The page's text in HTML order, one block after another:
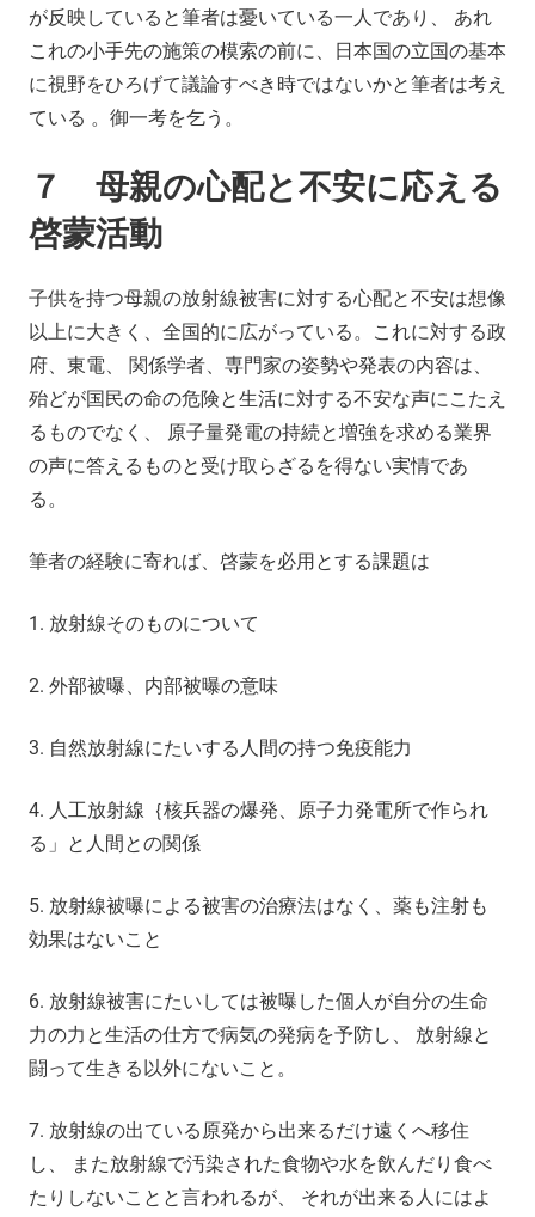
が反映していると筆者は憂いている一人であり、 あれ
これの小手先の施策の模索の前に、日本国の立国の基本
に視野をひろげて議論すべき時ではないかと筆者は考え
ている 。御一考を乞う。
７ 母親の心配と不安に応える
啓蒙活動
子供を持つ母親の放射線被害に対する心配と不安は想像
以上に大きく、全国的に広がっている。これに対する政
府、東電、 関係学者、専門家の姿勢や発表の内容は、
殆どが国民の命の危険と生活に対する不安な声にこたえ
るものでなく、 原子量発電の持続と増強を求める業界
の声に答えるものと受け取らざるを得ない実情であ
る。
筆者の経験に寄れば、啓蒙を必用とする課題は
1. 放射線そのものについて
2. 外部被曝、内部被曝の意味
3. 自然放射線にたいする人間の持つ免疫能力
4. 人工放射線｛核兵器の爆発、原子力発電所で作られ
る」と人間との関係
5. 放射線被曝による被害の治療法はなく、薬も注射も
効果はないこと
6. 放射線被害にたいしては被曝した個人が自分の生命
力の力と生活の仕方で病気の発病を予防し、 放射線と
闘って生きる以外にないこと。
7. 放射線の出ている原発から出来るだけ遠くへ移住
し、 また放射線で汚染された食物や水を飲んだり食べ
たりしないことと言われるが、 それが出来る人にはよ